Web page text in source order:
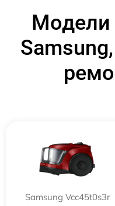
Модели
Samsung Vcc45t0s3r